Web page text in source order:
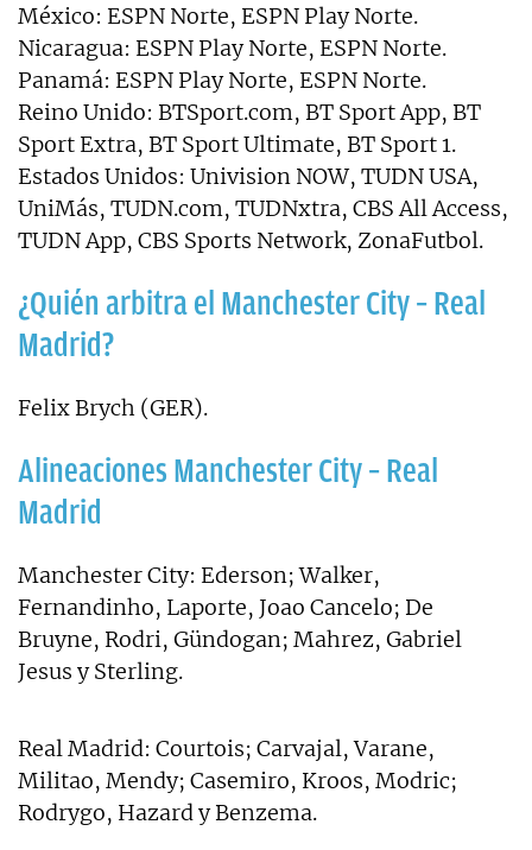
México: ESPN Norte, ESPN Play Norte.
Nicaragua: ESPN Play Norte, ESPN Norte.
Panamá: ESPN Play Norte, ESPN Norte.
Reino Unido: BTSport.com, BT Sport App, BT
Sport Extra, BT Sport Ultimate, BT Sport 1.
Estados Unidos: Univision NOW, TUDN USA,
UniMás, TUDN.com, TUDNxtra, CBS All Access,
TUDN App, CBS Sports Network, ZonaFutbol.
¿Quién arbitra el Manchester City – Real
Madrid?
Felix Brych (GER).
Alineaciones Manchester City – Real
Madrid
Manchester City: Ederson; Walker,
Fernandinho, Laporte, Joao Cancelo; De
Bruyne, Rodri, Gündogan; Mahrez, Gabriel
Jesus y Sterling.
Real Madrid: Courtois; Carvajal, Varane,
Militao, Mendy; Casemiro, Kroos, Modric;
Rodrygo, Hazard y Benzema.